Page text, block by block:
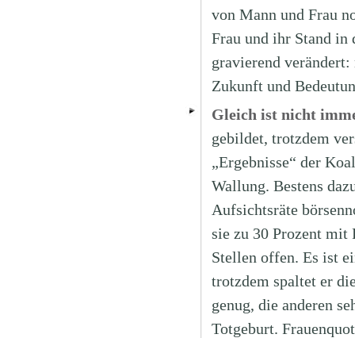
von Mann und Frau
Frau und ihr Stand in
gravierend
Zukunft und
Gleich ist nicht
gebildet, trotzdem
„Ergebnisse“ der
Wallung. Bestens
Aufsichtsräte
sie zu 30 Prozent mit
Stellen offen. Es ist
trotzdem spaltet er
genug, die anderen
Totgeburt.